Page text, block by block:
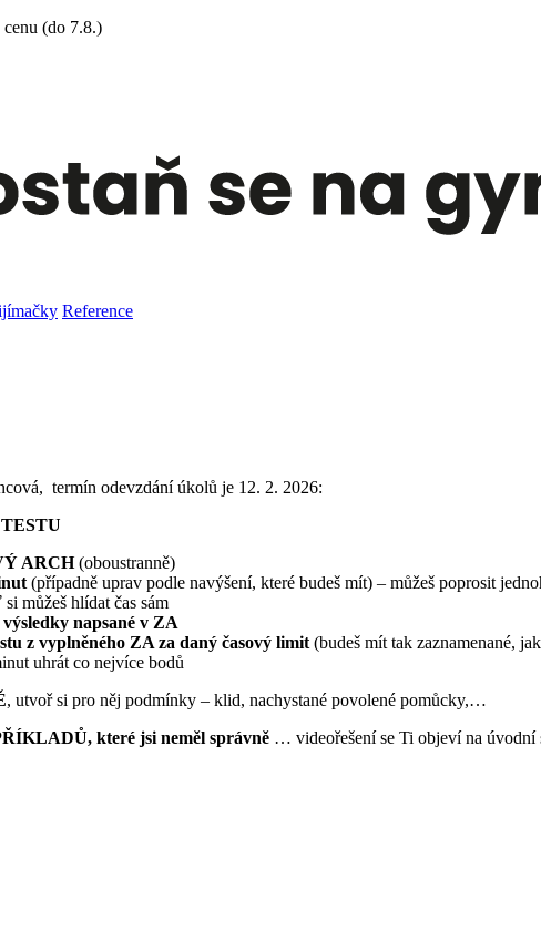
(do 7.8.)
Reference
termín odevzdání úkolů je 12. 2. 2026:
ARCH(oboustranně)
(případně uprav podle navýšení, které budeš mít) – můžeš poprosit
můžeš hlídat čas sám
napsané v ZA
z vyplněného ZA za daný časový limit(budeš mít tak zaznamenané,
uhrát co nejvíce bodů
, utvoř si pro něj podmínky – klid, nachystané povolené pomůcky,…
které jsi neměl správně … videořešení se Ti objeví na